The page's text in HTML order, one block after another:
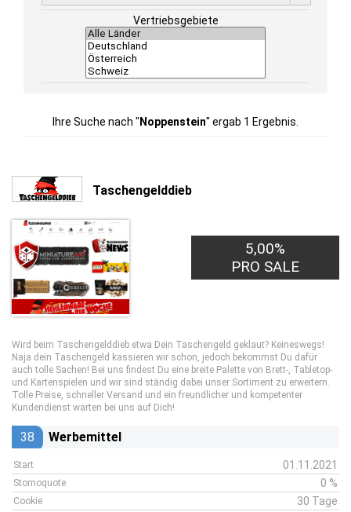
Vertriebsgebiete
Ihre Suche nach " Noppenstein" ergab 1 Ergebnis.
Taschengelddieb
5,00%
PRO SALE
Wird beim Taschengelddieb etwa Dein Taschengeld geklaut? Keineswegs!
Naja dein Taschengeld kassieren wir schon, jedoch bekommst Du dafür
auch tolle Sachen! Bei uns findest Du eine breite Palette von Brett-, Tabletop-
und Kartenspielen und wir sind ständig dabei unser Sortiment zu erweitern.
Tolle Preise, schneller Versand und ein freundlicher und kompetenter
Kundendienst warten bei uns auf Dich!
38 Werbemittel
Start 01.11.2021
Stornoquote 0 %
Cookie 30 Tage